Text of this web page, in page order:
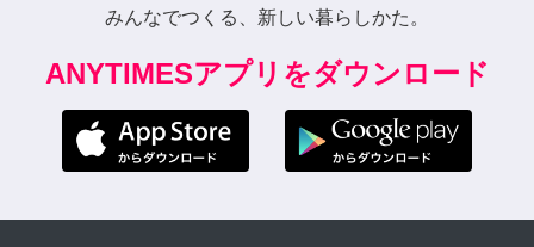
みんなでつくる、新しい暮らしかた。
ANYTIMESアプリをダウンロード